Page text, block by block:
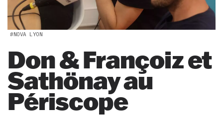
#NOVA LYON
Don & Françoiz et
Sathönay au
Périscope